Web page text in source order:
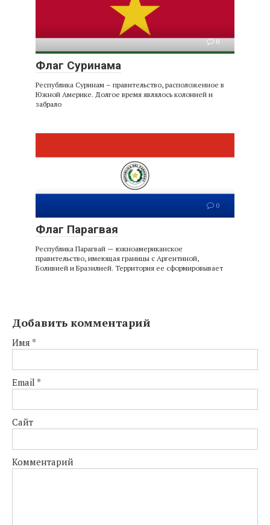
0
Флаг Суринама
Республика Суринам – правительство, расположенное в
Южной Америке. Долгое время являлось колонией и
забрало
0
Флаг Парагвая
Республика Парагвай — южноамериканское
правительство, имеющая границы с Аргентиной,
Боливией и Бразилией. Территория ее сформировывает
Добавить комментарий
Имя *
Email *
Сайт
Комментарий